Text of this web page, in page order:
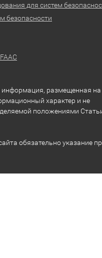
для систем
безопасности
размещенная на
характер и не
положениями
обязательно указание